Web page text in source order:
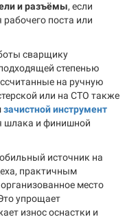
и разъёмы, если
поста или
сварщику
степенью
на ручную
или на СТО также
зачистной инструмент
шлака и финишной
источник на
практичным
место
упрощает
износ оснастки и